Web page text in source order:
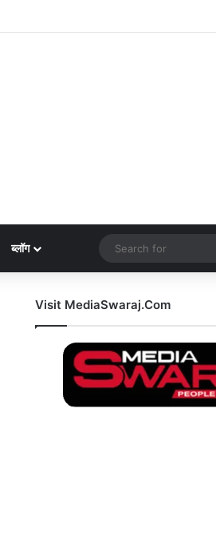
ब्लॉग
Visit MediaSwaraj.Com